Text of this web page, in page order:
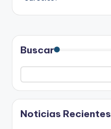
Buscar
Noticias Recientes